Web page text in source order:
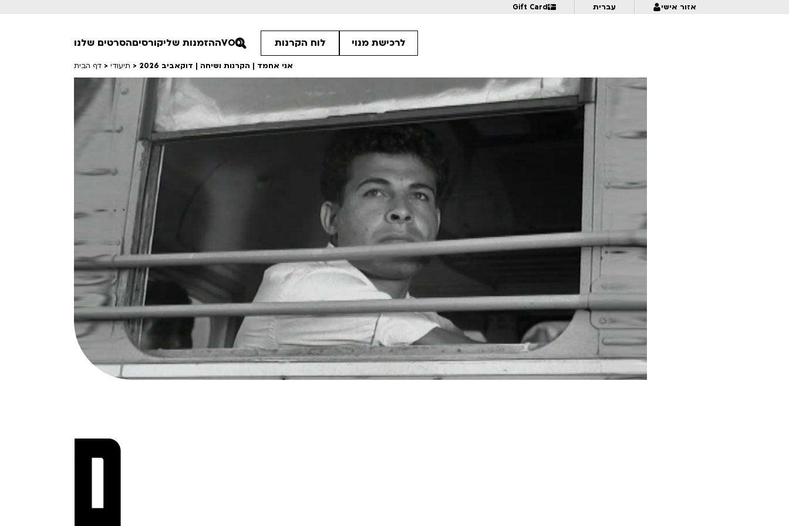
Gift Card עברית אזור אישי
הסרטים שלנו
חופשי למנויים
טרום בכורה
סרט פלוס
Lobby Kids
מחווה לקוונטין טרנטינו מחווה לקוונטין טרנטינו
Details
כאן ועכשיו – מקבץ סטודנטים ישראלי 1 | לגילאי 16+ | פסטיבל אנימיקס 2026
קורסיםההזמנות שליVOD לוח הקרנות לרכישת מנוי
דף הבית > תיעודי > אני אחמד | הקרנות ושיחה | דוקאביב 2026